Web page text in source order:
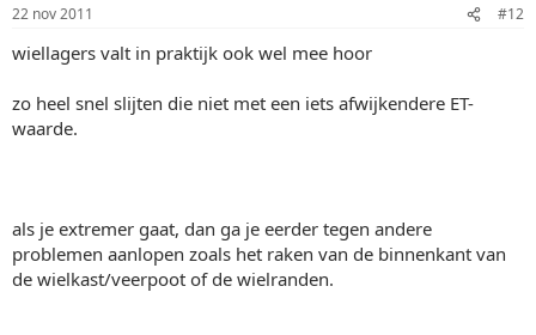
22 nov 2011 #12
wiellagers valt in praktijk ook wel mee hoor
zo heel snel slijten die niet met een iets afwijkendere ET-
waarde.
als je extremer gaat, dan ga je eerder tegen andere
problemen aanlopen zoals het raken van de binnenkant van
de wielkast/veerpoot of de wielranden.